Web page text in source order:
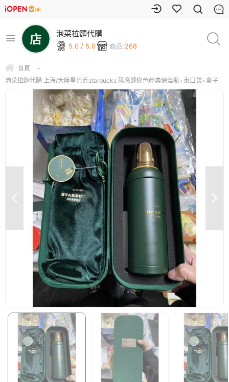
泡菜拉麵代購
5.0 / 5.0 商品:268
首頁
-
泡菜拉麵代購 上海/大陸星巴克starbucks 膳魔師綠色經典保溫瓶+束口袋+盒子